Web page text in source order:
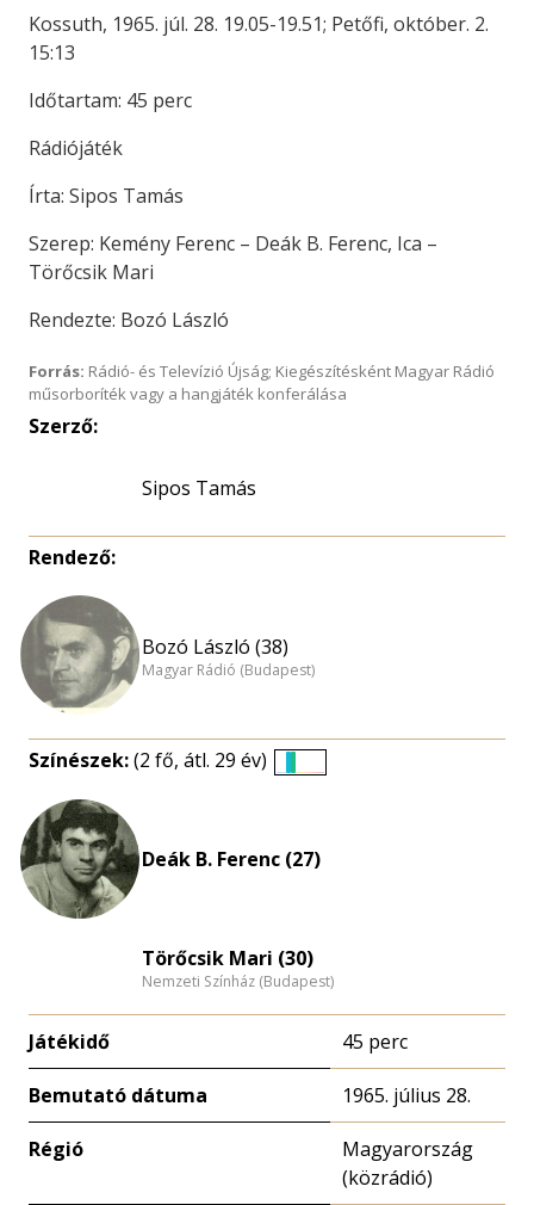
Kossuth, 1965. júl. 28. 19.05-19.51; Petőfi, október. 2.
15:13
Időtartam: 45 perc
Rádiójáték
Írta: Sipos Tamás
Szerep: Kemény Ferenc – Deák B. Ferenc, Ica –
Törőcsik Mari
Rendezte: Bozó László
Forrás: Rádió- és Televízió Újság; Kiegészítésként Magyar Rádió
műsorboríték vagy a hangjáték konferálása
Szerző:
Sipos Tamás
Rendező:
Bozó László (38)
Magyar Rádió (Budapest)
Színészek:(2 fő, átl. 29 év)
Deák B. Ferenc (27)
Törőcsik Mari (30)
Nemzeti Színház (Budapest)
Játékidő 45 perc
Bemutató dátuma 1965. július 28.
Régió
Magyarország
(közrádió)